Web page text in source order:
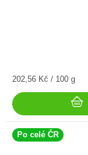
Měrná
202,56 Kč / 100 g
Po celé ČR